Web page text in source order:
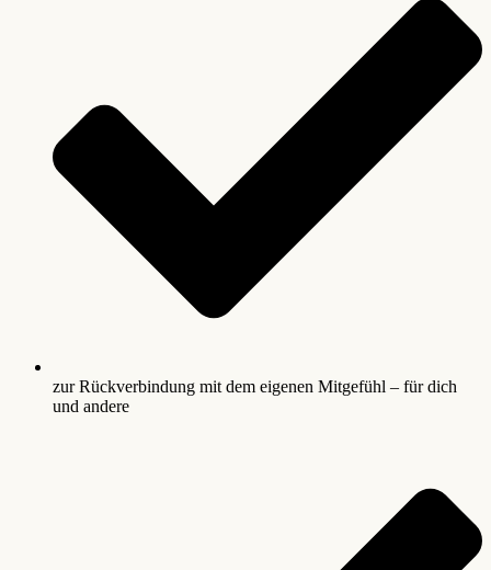
zur Rückverbindung mit dem eigenen Mitgefühl – für dich
und andere